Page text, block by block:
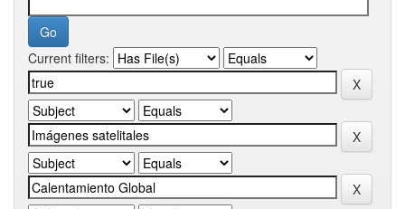
Current filters: